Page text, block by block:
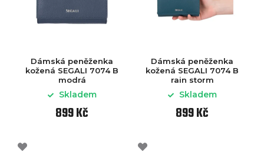
Dámská peněženka
kožená SEGALI 7074 B
modrá
Skladem
899 Kč
Dámská peněženka
kožená SEGALI 7074 B
rain storm
Skladem
899 Kč